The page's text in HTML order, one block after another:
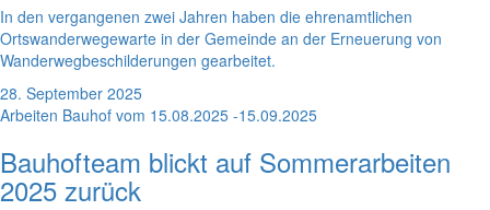
In den vergangenen zwei Jahren haben die ehrenamtlichen
Ortswanderwegewarte in der Gemeinde an der Erneuerung von
Wanderwegbeschilderungen gearbeitet.
28. September 2025
Arbeiten Bauhof vom 15.08.2025 -15.09.2025
Bauhofteam blickt auf Sommerarbeiten
2025 zurück